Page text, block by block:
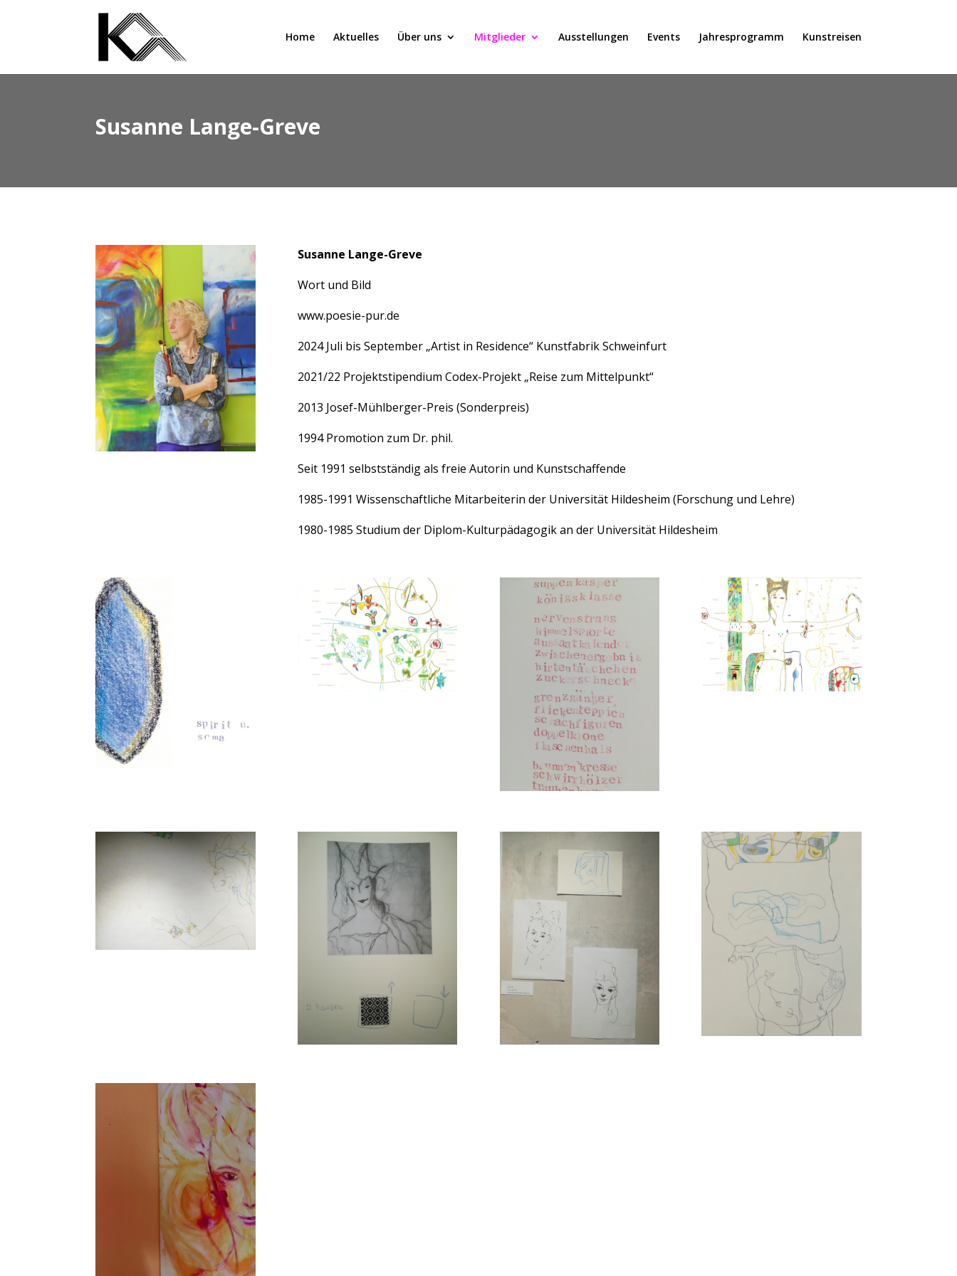
Home Aktuelles Über uns Mitglieder Ausstellungen Events Jahresprogramm Kunstreisen
Susanne Lange-Greve
Susanne Lange-Greve
Wort und Bild
www.poesie-pur.de
2024 Juli bis September „Artist in Residence“ Kunstfabrik Schweinfurt
2021/22 Projektstipendium Codex-Projekt „Reise zum Mittelpunkt“
2013 Josef-Mühlberger-Preis (Sonderpreis)
1994 Promotion zum Dr. phil.
Seit 1991 selbstständig als freie Autorin und Kunstschaffende
1985-1991 Wissenschaftliche Mitarbeiterin der Universität Hildesheim (Forschung und Lehre)
1980-1985 Studium der Diplom-Kulturpädagogik an der Universität Hildesheim